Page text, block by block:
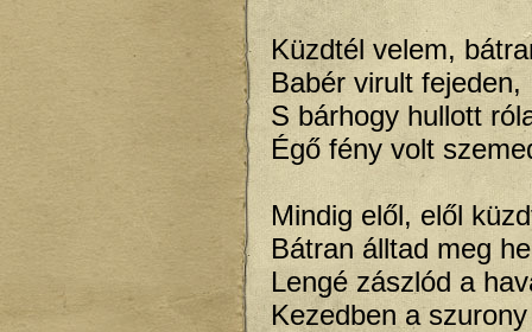
Küzdtél velem,
Babér virult fejeden,
S bárhogy hullott
Égő fény volt
Mindig elől, elől
Bátran álltad meg
Lengé zászlód a
Kezedben a